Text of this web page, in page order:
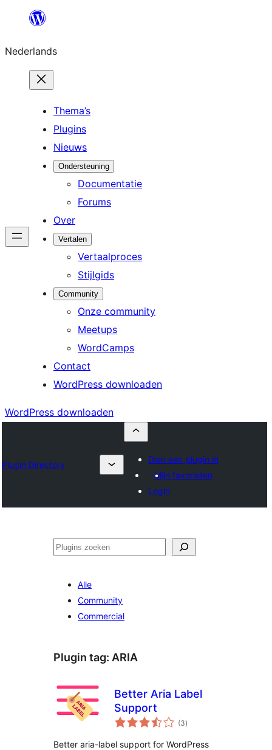
de
inhoud
Nederlands
Thema’s
Plugins
Nieuws
Ondersteuning
Documentatie
Forums
Over
Vertalen
Vertaalproces
Stijlgids
Community
Onze community
Meetups
WordCamps
Contact
WordPress downloaden
WordPress downloaden
Plugin Directory
Dien een plugin in
Mijn favorieten
Login
Zoeken
Alle
Community
Commercial
Plugin tag: ARIA
Better Aria Label
Support
(3totaal
waarderingen
)
Better aria-label support for WordPress